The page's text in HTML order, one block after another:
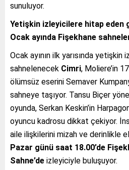
sunuluyor.
Yetişkin izleyicilere hitap eden
Ocak ayında Fişekhane
Ocak ayının ilk yarısında yetişkin
sahnelenecek Cimri, Moliere’in
ölümsüz eserini Semaver
sahneye taşıyor. Tansu Biçer
oyunda, Serkan Keskin’in
oyuncu kadrosu dikkat çekiyor.
aile ilişkilerini mizah ve derinlikle
Pazar günü saat 18.00’de
Sahne’de izleyiciyle buluşuyor.